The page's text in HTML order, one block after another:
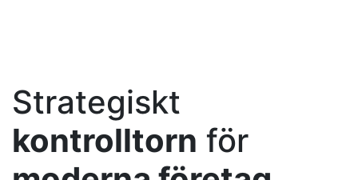
Strategiskt
kontrolltorn för